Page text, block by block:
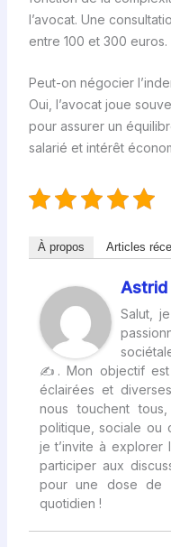
l’avocat. Une
entre 100 et 300 euros.
Peut-on négocier
Oui, l’avocat joue
pour assurer un
salarié et intérêt
À propos Articles
Astrid
Salut,
✍ . Mon objectif
éclairées et
nous touchent
politique, sociale ou
je t’invite à explorer
participer aux
pour une dose de
quotidien !